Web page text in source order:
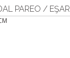
PAREO /